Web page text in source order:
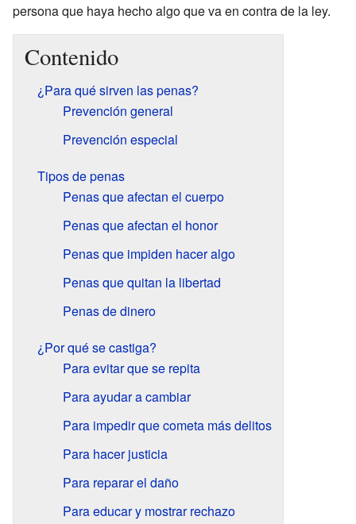
persona que haya hecho algo que va en contra de la ley.
Contenido
¿Para qué sirven las penas?
Prevención general
Prevención especial
Tipos de penas
Penas que afectan el cuerpo
Penas que afectan el honor
Penas que impiden hacer algo
Penas que quitan la libertad
Penas de dinero
¿Por qué se castiga?
Para evitar que se repita
Para ayudar a cambiar
Para impedir que cometa más delitos
Para hacer justicia
Para reparar el daño
Para educar y mostrar rechazo